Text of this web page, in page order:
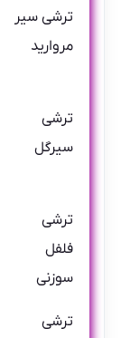
ترشی سیر
مروارید
ترشی
سیرگل
ترشی
فلفل
سوزنی
ترشی